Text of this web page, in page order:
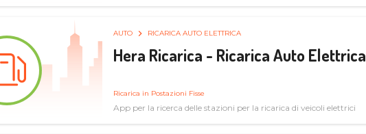
AUTO RICARICA AUTO ELETTRICA
Hera Ricarica - Ricarica Auto Elettrica
Ricarica in Postazioni Fisse
App per la ricerca delle stazioni per la ricarica di veicoli elettrici